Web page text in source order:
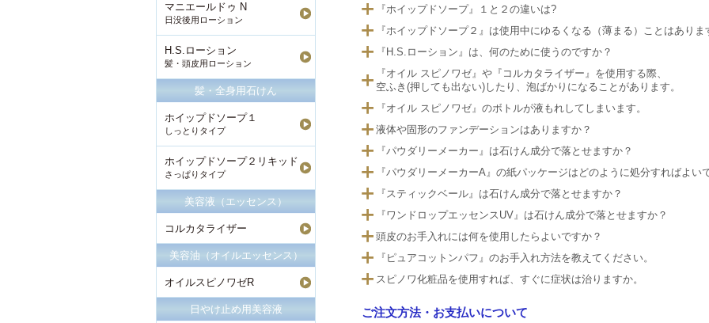
『ホイップドソープ』１と２の違いは?
『ホイップドソープ２』は使用中にゆるくなる（薄まる）ことはありま
『H.S.ローション』は、何のために使うのですか？
『オイル スピノワゼ』や『コルカタライザー』を使用する際、
空ふき(押しても出ない)したり、泡ばかりになることがあります。
『オイル スピノワゼ』のボトルが液もれしてしまいます。
液体や固形のファンデーションはありますか？
『パウダリーメーカー』は石けん成分で落とせますか？
『パウダリーメーカーA』の紙パッケージはどのように処分すればよい
『スティックベール』は石けん成分で落とせますか？
『ワンドロップエッセンスUV』は石けん成分で落とせますか？
頭皮のお手入れには何を使用したらよいですか？
『ピュアコットンパフ』のお手入れ方法を教えてください。
スピノワ化粧品を使用すれば、すぐに症状は治りますか。
ご注文方法・お支払いについて
マニエールドゥ N
日没後用ローション
H.S.ローション
髪・頭皮用ローション
髪・全身用石けん
ホイップドソープ１
しっとりタイプ
ホイップドソープ２リキッド
さっぱりタイプ
美容液（エッセンス）
コルカタライザー
美容油（オイルエッセンス）
オイルスピノワゼR
日やけ止め用美容液